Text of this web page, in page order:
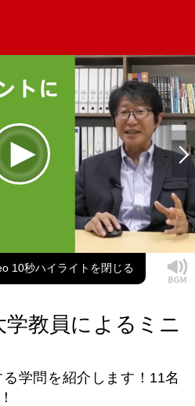
Picture-
in-
Picture
10秒ハイライト
学教員によるミニ
学問を紹介します！ 11名